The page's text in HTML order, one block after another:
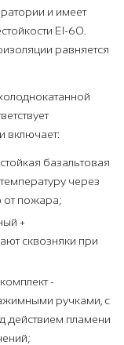
и имеет
EI-60.
равняется
включает:
базальтовая
через
от пожара;
+
сквозняки при
-
ручками, с
действием пламени